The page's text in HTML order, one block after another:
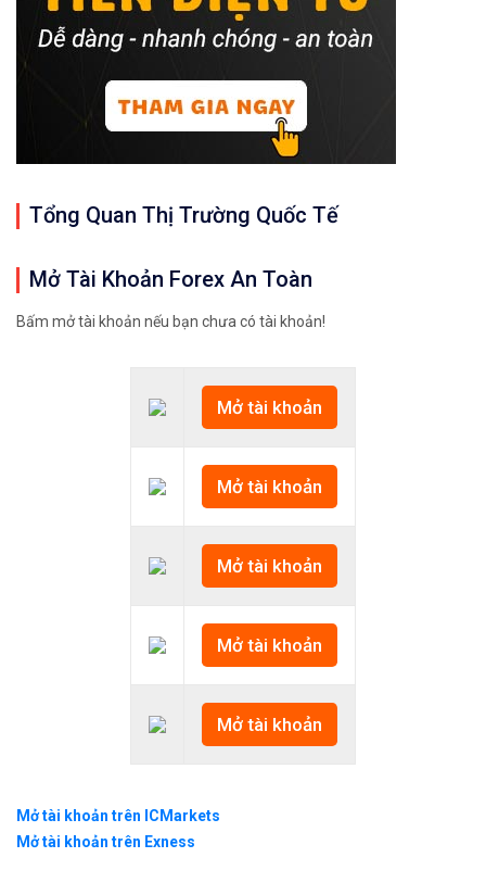
Tổng Quan Thị Trường Quốc Tế
Mở Tài Khoản Forex An Toàn
Bấm mở tài khoản nếu bạn chưa có tài khoản!
Mở tài khoản
Mở tài khoản
Mở tài khoản
Mở tài khoản
Mở tài khoản
Mở tài khoản trên ICMarkets
Mở tài khoản trên Exness